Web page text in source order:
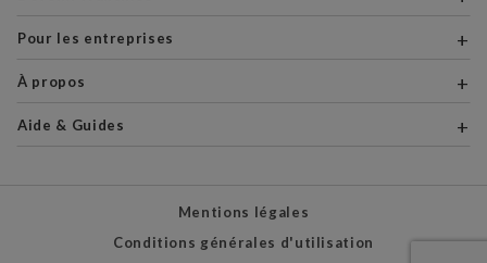
Pour les entreprises
À propos
Aide & Guides
Mentions légales
Conditions générales d'utilisation